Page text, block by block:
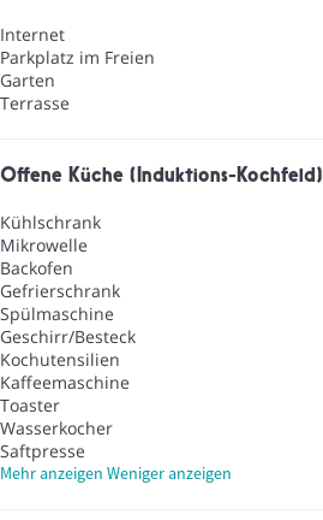
Internet
Parkplatz im Freien
Garten
Terrasse
Offene Küche (Induktions-Kochfeld)
Kühlschrank
Mikrowelle
Backofen
Gefrierschrank
Spülmaschine
Geschirr/Besteck
Kochutensilien
Kaffeemaschine
Toaster
Wasserkocher
Saftpresse
Mehr anzeigen Weniger anzeigen